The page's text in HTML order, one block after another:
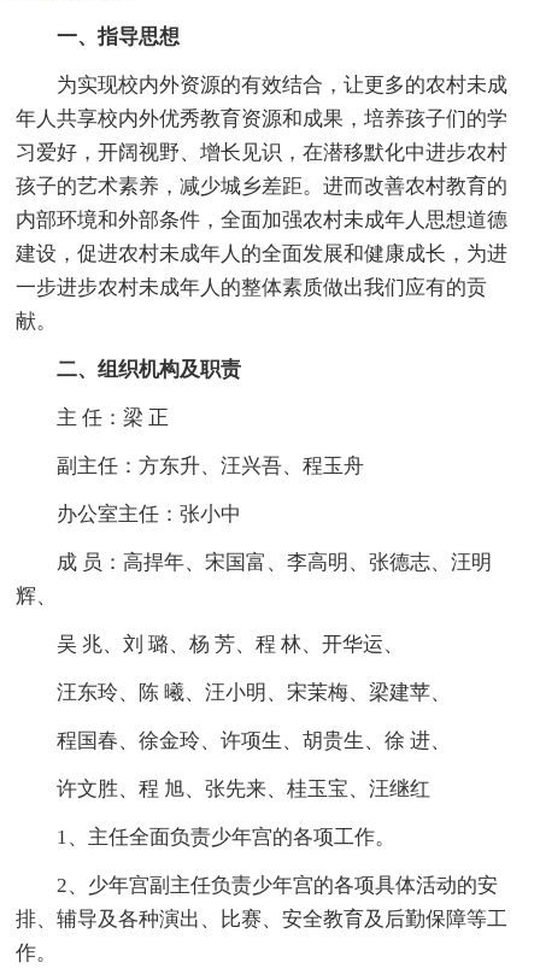
一、指导思想
为实现校内外资源的有效结合，让更多的农村未成
年人共享校内外优秀教育资源和成果，培养孩子们的学
习爱好，开阔视野、增长见识，在潜移默化中进步农村
孩子的艺术素养，减少城乡差距。进而改善农村教育的
内部环境和外部条件，全面加强农村未成年人思想道德
建设，促进农村未成年人的全面发展和健康成长，为进
一步进步农村未成年人的整体素质做出我们应有的贡
献。
二、组织机构及职责
主 任：梁 正
副主任：方东升、汪兴吾、程玉舟
办公室主任：张小中
成 员：高捍年、宋国富、李高明、张德志、汪明
辉、
吴 兆、刘 璐、杨 芳、程 林、开华运、
汪东玲、陈 曦、汪小明、宋茉梅、梁建苹、
程国春、徐金玲、许项生、胡贵生、徐 进、
许文胜、程 旭、张先来、桂玉宝、汪继红
1、主任全面负责少年宫的各项工作。
2、少年宫副主任负责少年宫的各项具体活动的安
排、辅导及各种演出、比赛、安全教育及后勤保障等工
作。